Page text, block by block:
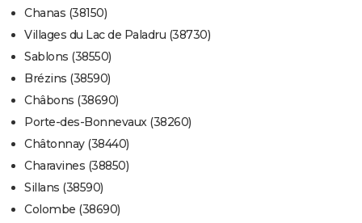
Chanas (38150)
Villages du Lac de Paladru (38730)
Sablons (38550)
Brézins (38590)
Châbons (38690)
Porte-des-Bonnevaux (38260)
Châtonnay (38440)
Charavines (38850)
Sillans (38590)
Colombe (38690)